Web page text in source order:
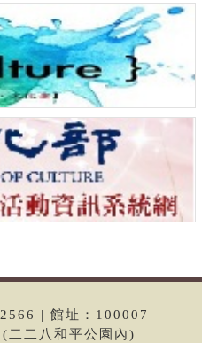
| 館址：100007
二二八和平公園內)